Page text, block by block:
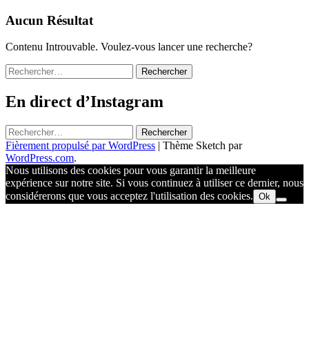
Aucun Résultat
Contenu Introuvable. Voulez-vous lancer une recherche?
Rechercher :
En direct d’Instagram
Rechercher :
Fièrement propulsé par WordPress | Thème Sketch par
WordPress.com.
Nous utilisons des cookies pour vous garantir la meilleure
expérience sur notre site. Si vous continuez à utiliser ce dernier, nous
considérerons que vous acceptez l'utilisation des cookies. Ok